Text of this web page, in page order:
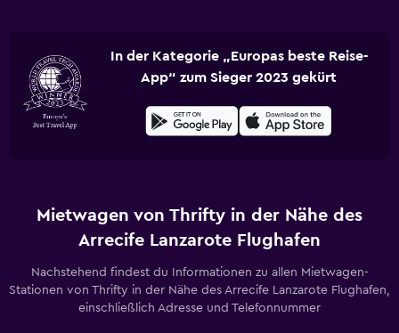
In der Kategorie „Europas beste Reise-
App“ zum Sieger 2023 gekürt
Mietwagen von Thrifty in der Nähe des
Arrecife Lanzarote Flughafen
Nachstehend findest du Informationen zu allen Mietwagen-
Stationen von Thrifty in der Nähe des Arrecife Lanzarote Flughafen,
einschließlich Adresse und Telefonnummer